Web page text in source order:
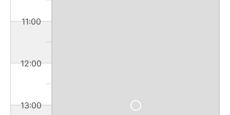
11:00
12:00
13:00